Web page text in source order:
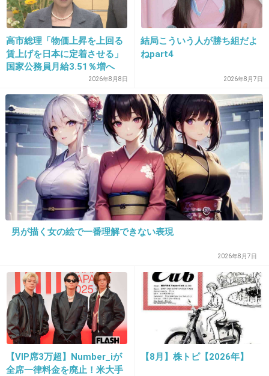
前から影響は出てるよ
【福島原発事故】各地の奇形や異変報告 -
NAVER まとめ
matome.naver.jp
3.11の大地震をきっかけに起こった人災、「福島原発事故」。その後に各
地で発見された、植物・動物の奇形画像、事象のまとめです。随時追加
中。
+58 -2
24. 匿名2013/04/04(木) 15:27:13
25. 匿名 2013/04/04(木) 15:29:41
こんな状態で糞民主はよく収束宣言なんてだせ
たもんだ
高市総理「物価上昇を上回る
賃上げを日本に定着させる」
国家公務員月給3.51％増へ
2026年8月8日
結局こういう人が勝ち組だよ
ねpart4
2026年8月7日
男が描く女の絵で一番理解できない表現
2026年8月7日
【VIP席3万超】Number_iが
全席一律料金を廃止！米大手
【8月】株トピ【2026年】